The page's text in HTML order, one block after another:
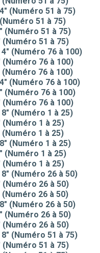
(Numéro 51 à 75)
51 à 75)
(Numéro 51 à 75)
51 à 75)
(Numéro 76 à 100)
76 à 100)
76 à 100)
(Numéro 76 à 100)
(Numéro 76 à 100)
76 à 100)
(Numéro 1 à 25)
1 à 25)
1 à 25)
(Numéro 1 à 25)
(Numéro 1 à 25)
1 à 25)
(Numéro 26 à 50)
26 à 50)
26 à 50)
(Numéro 26 à 50)
(Numéro 26 à 50)
26 à 50)
(Numéro 51 à 75)
51 à 75)